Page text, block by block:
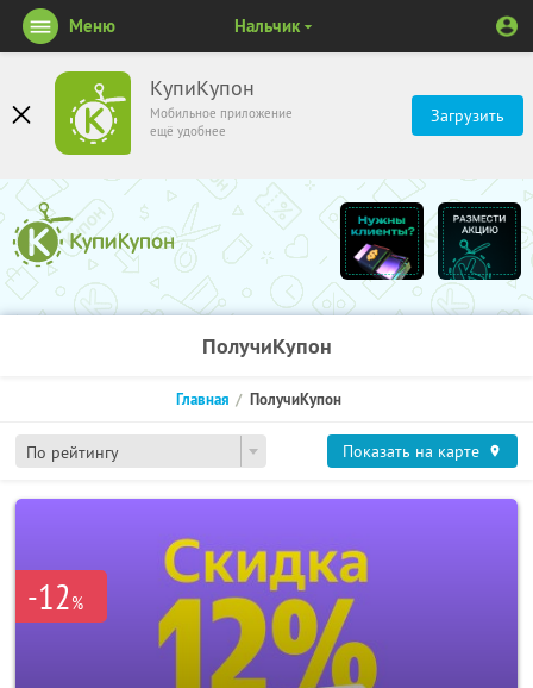
КупиКупон
Мобильное приложение
ещё удобнее
Загрузить
Меню Нальчик
ПолучиКупон
По рейтингу
Главная ПолучиКупон
Показать на карте
-12%